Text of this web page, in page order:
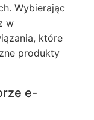
Wybierając
w
które
produkty
e-